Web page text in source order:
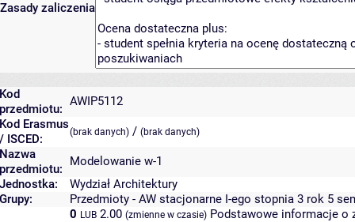
Zasady zaliczenia
Kod
przedmiotu:
AWIP5112
Kod Erasmus
/ ISCED:
(brak danych) / (brak danych)
Nazwa
przedmiotu:
Modelowanie w-1
Jednostka:
Wydział Architektury
Grupy:
Przedmioty - AW stacjonarne I-ego stopnia 3 rok 5
0 LUB 2.00 (zmienne w czasie) Podstawowe informacje o